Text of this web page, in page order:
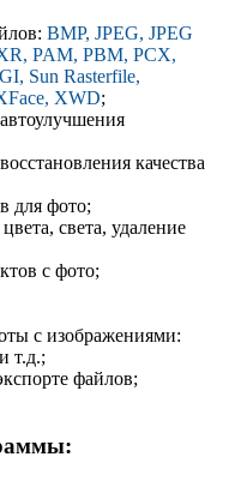
BMP, JPEG, JPEG
PAM, PBM, PCX,
Sun Rasterfile,
XWD;
качества
для фото;
света, удаление
с фото;
с изображениями:
т.д.;
файлов;